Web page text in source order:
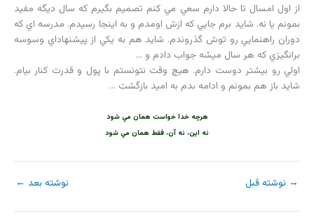
از اول امسال تا حالا دارم سعي مي کنم تصميم بگيرم که سال ديگه مفيد
بمونم يا نه. شايد برم جايي که ازش اومدم و به اينجا رسيدم. مدرسه اي که
دوران راهنمايي رو توش گذروندم. شايد هم به يکي از پيشنهاداي وسوسه
برانگيزي که هر سال ميشه جواب دادم و …
اولي رو بيشتر دوست دارم. هيچ وقت نتونستم با پول و قدرت کنار بيام.
شايد باز هم بمونم و ادامه بدم به اميد بازگشت …
هرچه خدا خواست همان مي شود
نه اين، نه آن، فقط همان مي شود
→ نوشته قبل نوشته بعد ←